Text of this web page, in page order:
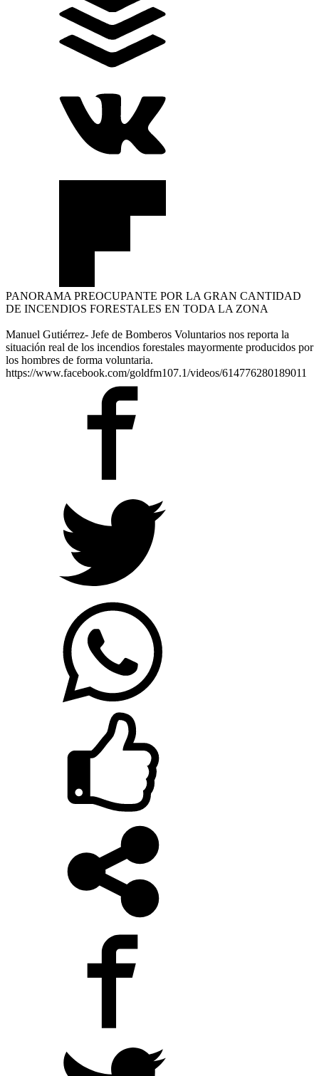
PANORAMA PREOCUPANTE POR LA GRAN CANTIDAD
DE INCENDIOS FORESTALES EN TODA LA ZONA
Manuel Gutiérrez- Jefe de Bomberos Voluntarios nos reporta la
situación real de los incendios forestales mayormente producidos por
los hombres de forma voluntaria.
https://www.facebook.com/goldfm107.1/videos/614776280189011